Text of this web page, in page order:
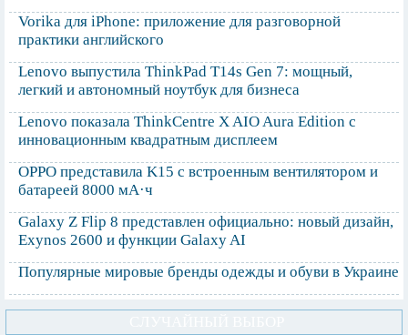
Vorika для iPhone: приложение для разговорной
практики английского
Lenovo выпустила ThinkPad T14s Gen 7: мощный,
легкий и автономный ноутбук для бизнеса
Lenovo показала ThinkCentre X AIO Aura Edition с
инновационным квадратным дисплеем
OPPO представила K15 с встроенным вентилятором и
батареей 8000 мА·ч
Galaxy Z Flip 8 представлен официально: новый дизайн,
Exynos 2600 и функции Galaxy AI
Популярные мировые бренды одежды и обуви в Украине